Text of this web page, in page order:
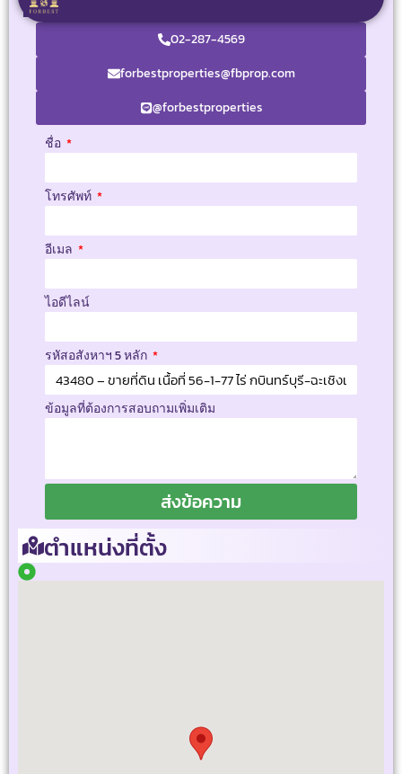
02-287-4569
forbestproperties@fbprop.com
@forbestproperties
ชื่อ
โทรศัพท์
อีเมล
ไอดีไลน์
รหัสอสังหาฯ 5 หลัก
ข้อมูลที่ต้องการสอบถามเพิ่มเติม
ส่งข้อความ
ตำแหน่งที่ตั้ง